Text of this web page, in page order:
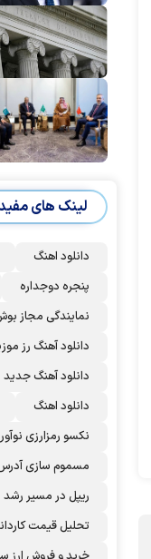
لینک های
دانلود اهنگ
پنجره دوجداره
نمایندگی مجاز
دانلود آهنگ رز‌
دانلود آهنگ جدید
دانلود اهنگ
نکسو رمزارزی نوآور
مسموم سازی آدرس
ریپل در مسیر رشد
تحلیل قیمت